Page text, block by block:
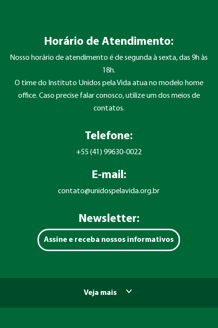
Horário de Atendimento:
Nosso horário de atendimento é de segunda à sexta, das 9h às
18h.
O time do Instituto Unidos pela Vida atua no modelo home
office. Caso precise falar conosco, utilize um dos meios de
contatos.
Telefone:
+55 (41) 99630-0022
E-mail:
contato@unidospelavida.org.br
Newsletter:
Assine e receba nossos informativos
Veja mais